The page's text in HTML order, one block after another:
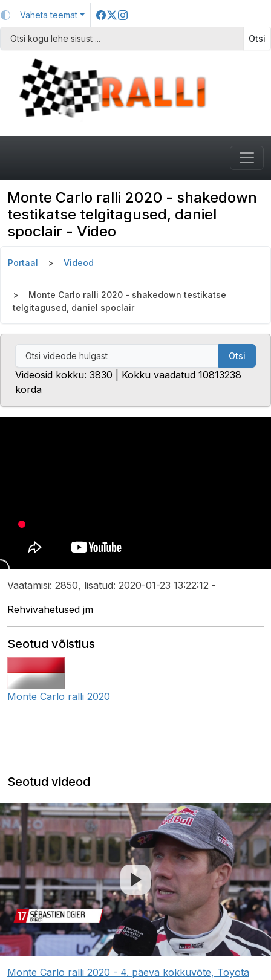
Vaheta teemat
Otsi
Monte Carlo ralli 2020 - shakedown
testikatse telgitagused, daniel
spoclair - Video
Portaal Videod
Monte Carlo ralli 2020 - shakedown testikatse
telgitagused, daniel spoclair
Otsi
Videosid kokku: 3830 | Kokku vaadatud 10813238
korda
Vaatamisi: 2850, lisatud: 2020-01-23 13:22:12 -
Rehvivahetused jm
Seotud võistlus
Monte Carlo ralli 2020
Seotud videod
Monte Carlo ralli 2020 - 4. päeva kokkuvõte, Toyota